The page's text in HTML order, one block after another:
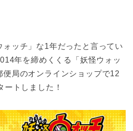
ッチ」な1年だったと言ってい
年を締めくくる「妖怪ウォッ
局のオンラインショップで12
ートしました！